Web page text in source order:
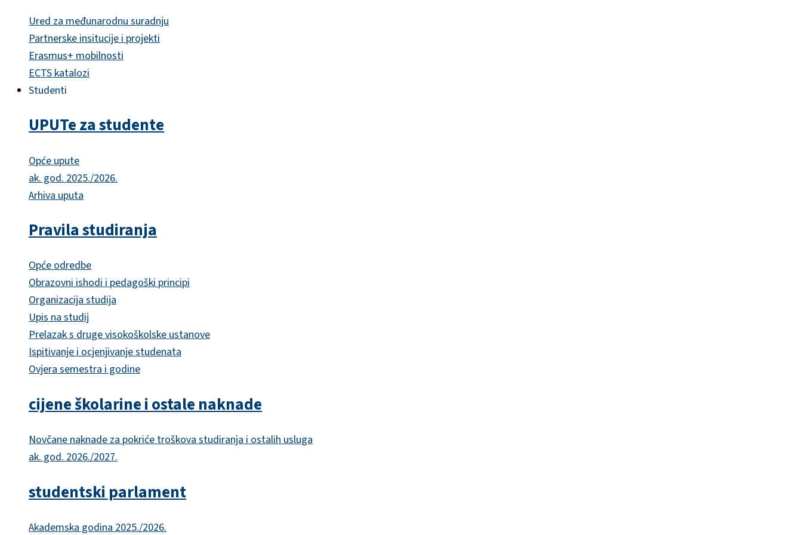
Ured za međunarodnu suradnju
Partnerske insitucije i projekti
Erasmus+ mobilnosti
ECTS katalozi
Studenti
UPUTe za studente
Opće upute
ak. god. 2025./2026.
Arhiva uputa
Pravila studiranja
Opće odredbe
Obrazovni ishodi i pedagoški principi
Organizacija studija
Upis na studij
Prelazak s druge visokoškolske ustanove
Ispitivanje i ocjenjivanje studenata
Ovjera semestra i godine
cijene školarine i ostale naknade
Novčane naknade za pokriće troškova studiranja i ostalih usluga
ak. god. 2026./2027.
studentski parlament
Akademska godina 2025./2026.